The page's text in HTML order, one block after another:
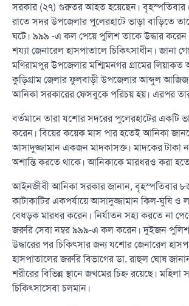
সরকার (২৭) গুরুতর আহত হয়েছেন। বৃহস্পতিবার
রাতে সদর উপজেলার পুলেরহাটে ভাড়া বাড়িতে
ঘটে। ৯৯৯ -এ কল পেয়ে পুলিশ তাকে উদ্ধার
শয্যা জেনারেল হাসপাতালে চিকিৎসাধীন। জানা
মণিরামপুর উপজেলার মশ্মিমনগর গ্রামের
কুড়িগ্রাম জেলার ফুলবাড়ী উপজেলার আব্দুল আজিজ
আনিকা সরকারের ফেসবুকে পরিচয় হয়। এরপর
বর্তমানে তারা যশোর সদরের পুলেরহাটের একটি
করেন। বিয়ের কয়েক মাস পার হতেই আনিকা
আসাদুজ্জামান একজন মাদকাসক্ত। মাদকের টাকা
অশান্তি করতে থাকে। আনিকাকে মারধরও করা
আইনজীবী আনিকা সরকার জানান, বৃহস্পতিবার
কাটাকাটির একপর্যায়ে আসাদুজ্জামান কিল-ঘুষি ও
বেধড়ক মারধর করেন। নির্যাতন সহ্য করতে না
জরুরি সেবা নম্বর ৯৯৯-এ কল করেন। দুইজন
উদ্ধারের পর চিকিৎসার জন্য যশোর জেনারেল
হাসপাতালের জরুরি বিভাগের ডা. রাহুল ঘোষ
শরীরের বিভিন্ন স্থানে জখমের চিহ্ন রয়েছে। মহিলা
চিকিৎসাসেবা চলমান।